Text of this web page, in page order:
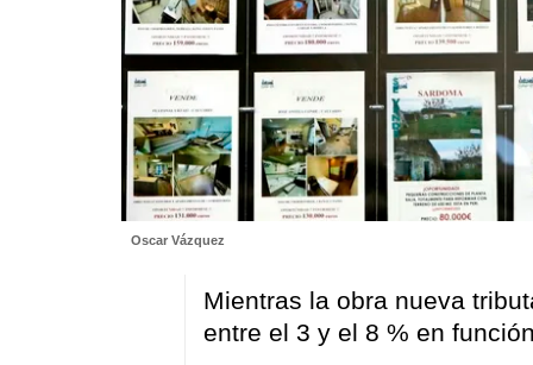
Oscar Vázquez
Mientras la obra nueva
entre el 3 y el 8 % en